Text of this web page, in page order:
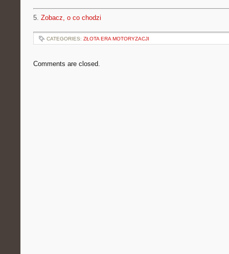
5. Zobacz, o co chodzi
CATEGORIES: ZŁOTA ERA MOTORYZACJI
Comments are closed.